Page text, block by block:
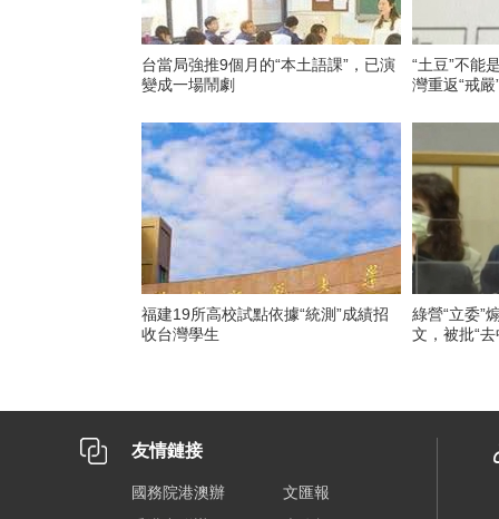
台當局強推9個月的“本土語課”，已演
變成一場鬧劇
“土豆”不能
灣重返“戒嚴
福建19所高校試點依據“統測”成績招
收台灣學生
綠營“立委”
文，被批“
友情鏈接
國務院港澳辦
文匯報